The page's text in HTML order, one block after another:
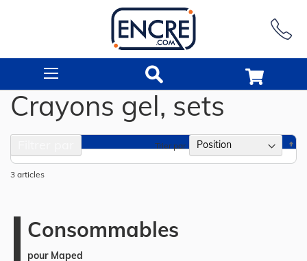
Crayons gel, sets
3 articles
Trier par
Consommables
pour Maped